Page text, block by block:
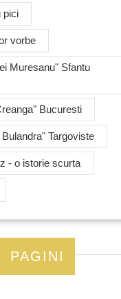
pici
vorbe
Muresanu" Sfantu
Bucuresti
Bulandra" Targoviste
- o istorie scurta
PAGINI